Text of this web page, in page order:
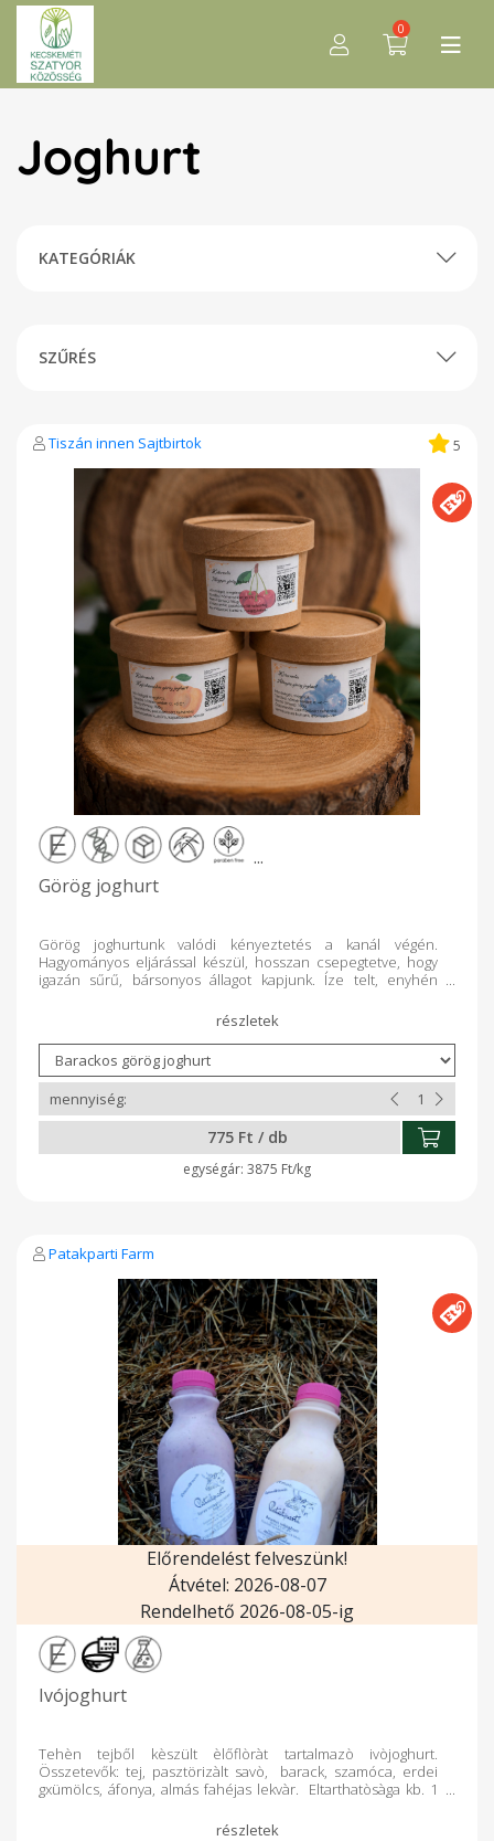
0
Joghurt
KATEGÓRIÁK
SZŰRÉS
Tiszán innen Sajtbirtok 5
...
Görög joghurt
Görög joghurtunk valódi kényeztetés a kanál végén.
Hagyományos eljárással készül, hosszan csepegtetve, hogy
igazán sűrű, bársonyos állagot kapjunk. Íze telt, enyhén
amit önmagában is élmény fogyasztani. Tökéletes választás
friss gyümölccsel, mézzel, granolával, de sós ételekhez,
mártásokhoz vagy főzéshez is kiváló. Nincs benne semmi
felesleges: csak minőségi tej és gondos odafigyelés. 1db
ízesített joghurt = 20 dkg 1db natúr joghurt = 20 dkg
775 Ft / db
3875 Ft/kg
Patakparti Farm
Előrendelést felveszünk!
Átvétel: 2026-08-07
Rendelhető 2026-08-05-ig
Ivójoghurt
Tehèn tejből kèszült èlőflòràt tartalmazò ivòjoghurt.
Összetevők: tej, pasztörizàlt savò, barack, szamóca, erdei
gxümölcs, áfonya, almás fahéjas lekvàr. Eltarthatòsàga kb. 1